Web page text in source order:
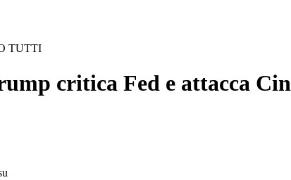
TUTTI
critica Fed e attacca